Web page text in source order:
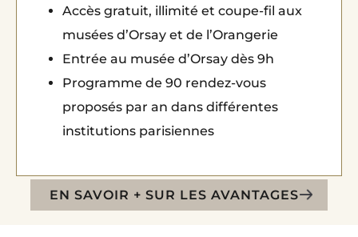
EN SAVOIR + SUR LES AVANTAGES
Accès gratuit, illimité et coupe-fil aux
musées d’Orsay et de l’Orangerie
Entrée au musée d’Orsay dès 9h
Programme de 90 rendez-vous
proposés par an dans différentes
institutions parisiennes